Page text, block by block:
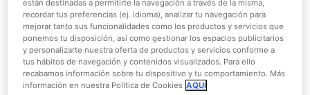
casa y de pronto trasladarte a la playa? Pues esto es
posible enParque Warner Beach hasta el próximo6 de
septiembre. Ahora ya no tienes excusa para tener la
playa muy cerca de ti. Te proponemos un refrescante y
divertido plan para pasarlo junto a tu familia o
están destinadas a permitirte la navegación a través de la misma,
recordar tus preferencias (ej. idioma), analizar tu navegación para
mejorar tanto sus funcionalidades como los productos y servicios que
ponemos tu disposición, así como gestionar los espacios publicitarios
y personalizarte nuestra oferta de productos y servicios conforme a
tus hábitos de navegación y contenidos visualizados. Para ello
recabamos información sobre tu dispositivo y tu comportamiento. Más
información en nuestra Política de Cookies AQUÍ